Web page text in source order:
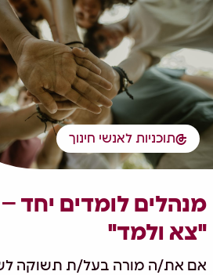
תוכניות לאנשי חינוך
מנהלים לומדים יחד
"צא ולמד"
אם את/ה מורה בעל/ת תשוקה